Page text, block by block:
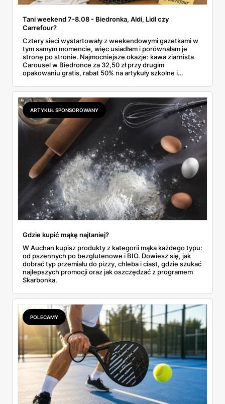
Tani weekend 7-8.08 - Biedronka, Aldi, Lidl czy
Carrefour?
Cztery sieci wystartowały z weekendowymi gazetkami w
tym samym momencie, więc usiadłam i porównałam je
stronę po stronie. Najmocniejsze okazje: kawa ziarnista
Carousel w Biedronce za 32,50 zł przy drugim
opakowaniu gratis, rabat 50% na artykuły szkolne i
2,99 zł za kilogram, ale wyłącznie w sobotę z aplikacją. Aldi
odpowiada masłem za 2,99 zł. Werdykt w skrócie:
najwięcej wyciśniesz z Biedronki, po świeże warzywa jedź
do Aldi.
ARTYKUŁ SPONSOROWANY
Gdzie kupić mąkę najtaniej?
W Auchan kupisz produkty z kategorii mąka każdego typu:
od pszennych po bezglutenowe i BIO. Dowiesz się, jak
dobrać typ przemiału do pizzy, chleba i ciast, gdzie szukać
najlepszych promocji oraz jak oszczędzać z programem
Skarbonka.
POLECAMY